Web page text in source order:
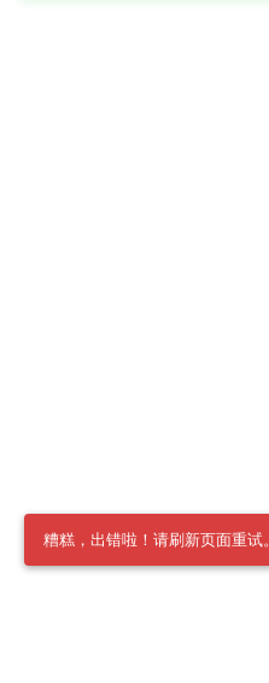
糟糕，出错啦！请刷新页面重试。